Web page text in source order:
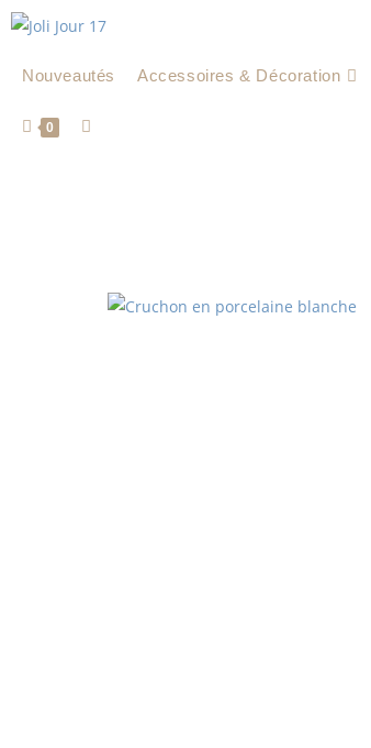
Nouveautés Accessoires & Décoration
0